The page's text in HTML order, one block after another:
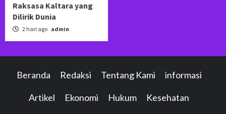
Raksasa Kaltara yang
Dilirik Dunia
2 hari ago admin
Beranda Redaksi Tentang Kami informasi
Artikel Ekonomi Hukum Kesehatan